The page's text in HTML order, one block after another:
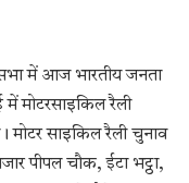
में आज भारतीय जनता
में मोटरसाइकिल रैली
मोटर साइकिल रैली चुनाव
पीपल चौक, ईटा भट्ठा,